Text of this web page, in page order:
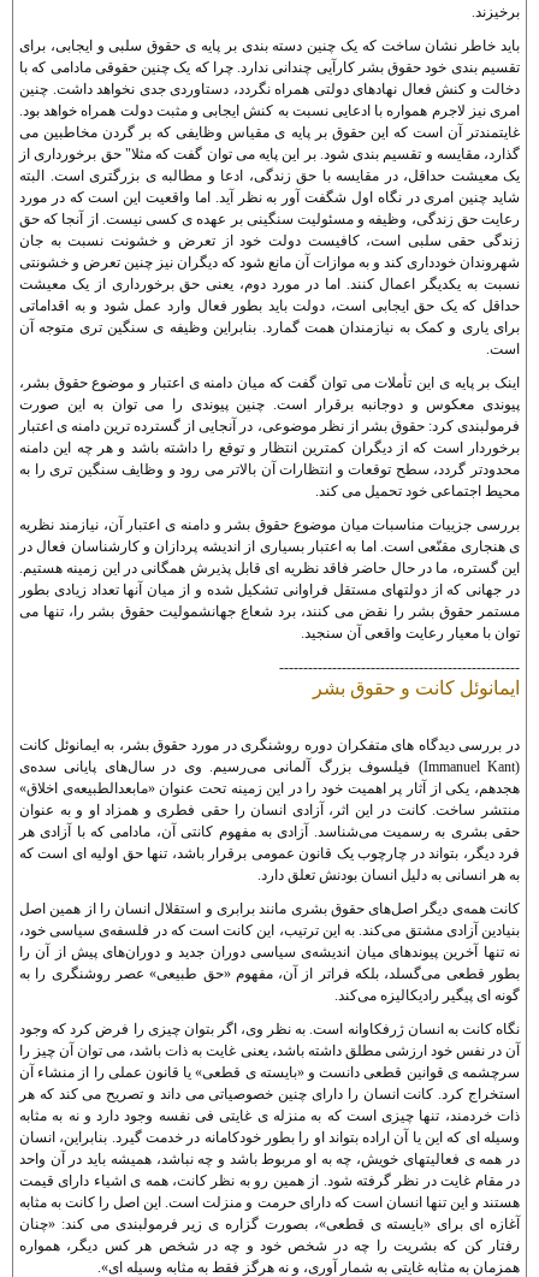
برخيزند.
بايد خاطر نشان ساخت که يک چنين دسته بندی بر پايه ی حقوق سلبی و ايجابی، برای
تقسيم بندی خود حقوق بشر کارآيی چندانی ندارد. چرا که يک چنين حقوقی مادامی که با
دخالت و کنش فعال نهادهای دولتی همراه نگردد، دستاوردی جدی نخواهد داشت. چنين
امری نيز لاجرم همواره با ادعايی نسبت به کنش ايجابی و مثبت دولت همراه خواهد بود.
غايتمندتر آن است که اين حقوق بر پايه ی مقياس وظايفی که بر گردن مخاطبين می
گذارد، مقايسه و تقسيم بندی شود. بر اين پايه می توان گفت که مثلا" حق برخورداری از
يک معيشت حداقل، در مقايسه با حق زندگی، ادعا و مطالبه ی بزرگتری است. البته
شايد چنين امری در نگاه اول شگفت آور به نظر آيد. اما واقعيت اين است که در مورد
رعايت حق زندگی، وظيفه و مسئوليت سنگينی بر عهده ی کسی نيست. از آنجا که حق
زندگی حقی سلبی است، کافيست دولت خود از تعرض و خشونت نسبت به جان
شهروندان خودداری کند و به موازات آن مانع شود که ديگران نيز چنين تعرض و خشونتی
نسبت به يکديگر اعمال کنند. اما در مورد دوم، يعنی حق برخورداری از يک معيشت
حداقل که يک حق ايجابی است، دولت بايد بطور فعال وارد عمل شود و به اقداماتی
برای ياری و کمک به نيازمندان همت گمارد. بنابراين وظيفه ی سنگين تری متوجه آن
است.
اينک بر پايه ی اين تأملات می توان گفت که ميان دامنه ی اعتبار و موضوع حقوق بشر،
پيوندی معکوس و دوجانبه برقرار است. چنين پيوندی را می توان به اين صورت
فرمولبندی کرد: حقوق بشر از نظر موضوعی، در آنجايی از گسترده ترين دامنه ی اعتبار
برخوردار است که از ديگران کمترين انتظار و توقع را داشته باشد و هر چه اين دامنه
محدودتر گردد، سطح توقعات و انتظارات آن بالاتر می رود و وظايف سنگين تری را به
محيط اجتماعی خود تحميل می کند.
بررسی جزييات مناسبات ميان موضوع حقوق بشر و دامنه ی اعتبار آن، نيازمند نظريه
ی هنجاری مقنّعی است. اما به اعتبار بسياری از انديشه پردازان و کارشناسان فعال در
اين گستره، ما در حال حاضر فاقد نظريه ای قابل پذيرش همگانی در اين زمينه هستيم.
در جهانی که از دولتهای مستقل فراوانی تشکيل شده و از ميان آنها تعداد زيادی بطور
مستمر حقوق بشر را نقض می کنند، برد شعاع جهانشموليت حقوق بشر را، تنها می
توان با معيار رعايت واقعی آن سنجيد.
--------------------------------------------------
ايمانوئل کانت و حقوق بشر
در بررسی ديدگاه های متفکران دوره‌ روشنگری در مورد حقوق بشر، به ايمانوئل کانت
(Immanuel Kant) فيلسوف بزرگ آلمانی می‌رسيم. وی در سال‌های پايانی سده‌ی
هجدهم، يکی از آثار پر اهميت خود را در اين زمينه تحت عنوان «مابعدالطبيعه‌ى اخلاق»
منتشر ساخت. کانت در اين اثر، آزادی انسان را حقی فطری و همزاد او و به عنوان
حقی بشری به رسميت می‌شناسد. آزادی به مفهوم کانتی آن، مادامی که با آزادی هر
فرد ديگر، بتواند در چارچوب يک قانون عمومی برقرار باشد، تنها حق اوليه ای است که
به هر انسانی به دليل انسان بودنش تعلق دارد.
کانت همه‌ی ديگر اصل‌های حقوق بشری مانند برابری و استقلال انسان را از همين اصل
بنيادين آزادی مشتق می‌کند. به اين ترتيب، اين کانت است که در فلسفه‌ی سياسی خود،
نه تنها آخرين پيوندهای ميان انديشه‌ی سياسی دوران جديد و دوران‌های پيش از آن را
بطور قطعی می‌گسلد، بلکه فراتر از آن، مفهوم «حق طبيعی» عصر روشنگری را به
گونه ای پيگير راديکاليزه می‌کند.
نگاه کانت به انسان ژرفکاوانه است. به نظر وی، اگر بتوان چيزی را فرض کرد که وجود
آن در نفس خود ارزشی مطلق داشته باشد، يعنی غايت به ذات باشد، می توان آن چيز را
سرچشمه ی قوانين قطعی دانست و «بايسته ی قطعی» يا قانون عملی را از منشاء آن
استخراج کرد. کانت انسان را دارای چنين خصوصياتی می داند و تصريح می کند که هر
ذات خردمند، تنها چيزی است که به منزله ی غايتی فی نفسه وجود دارد و نه به مثابه
وسيله ای که اين يا آن اراده بتواند او را بطور خودکامانه در خدمت گيرد. بنابراين، انسان
در همه ی فعاليتهای خويش، چه به او مربوط باشد و چه نباشد، هميشه بايد در آن واحد
در مقام غايت در نظر گرفته شود. از همين رو به نظر کانت، همه ی اشياء دارای قيمت
هستند و اين تنها انسان است که دارای حرمت و منزلت است. اين اصل را کانت به مثابه
آغازه ای برای «بايسته ی قطعی»، بصورت گزاره ی زير فرمولبندی می کند: «چنان
رفتار کن که بشريت را چه در شخص خود و چه در شخص هر کس ديگر، همواره
همزمان به مثابه غايتی به شمار آوری، و نه هرگز فقط به مثابه وسيله ای».